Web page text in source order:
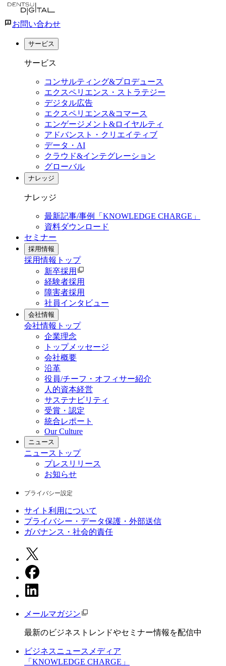
お問い合わせ
サービス
サービス
コンサルティング&プロデュース
エクスペリエンス・ストラテジー
デジタル広告
エクスペリエンス&コマース
エンゲージメント&ロイヤルティ
アドバンスト・クリエイティブ
データ・AI
クラウド&インテグレーション
グローバル
ナレッジ
ナレッジ
最新記事/事例「KNOWLEDGE CHARGE」
資料ダウンロード
セミナー
採用情報
採用情報 トップ
新卒採用
経験者採用
障害者採用
社員インタビュー
会社情報
会社情報 トップ
企業理念
トップメッセージ
会社概要
沿革
役員/チーフ・オフィサー紹介
人的資本経営
サステナビリティ
受賞・認定
統合レポート
Our Culture
ニュース
ニュース トップ
プレスリリース
お知らせ
プライバシー設定
サイト利用について
プライバシー・データ保護・外部送信
ガバナンス・社会的責任
メールマガジン
最新のビジネストレンドやセミナー情報を配信中
ビジネスニュースメディア
「KNOWLEDGE CHARGE」